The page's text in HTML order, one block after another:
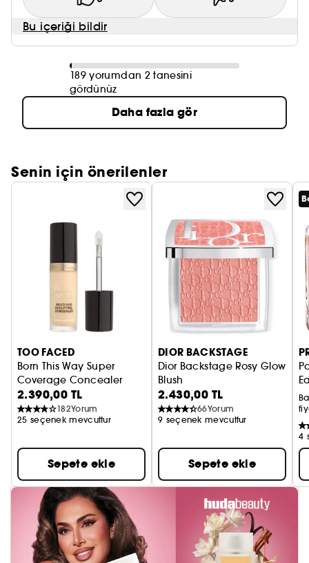
Bu içeriği bildir
189 yorumdan 2 tanesini
gördünüz
Daha fazla gör
Senin için önerilenler
TOO FACED
Born This Way Super
Coverage Concealer
Kapatıcı
2.390,00 TL
182Yorum
25 seçenek mevcuttur
Sepete ekle
DIOR BACKSTAGE
Dior Backstage Rosy Glow
Blush
Allık
2.430,00 TL
66Yorum
9 seçenek mevcuttur
Sepete ekle
4